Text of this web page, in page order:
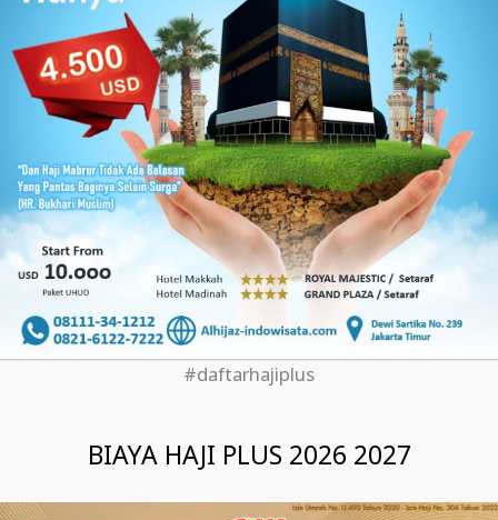
#daftarhajiplus
BIAYA HAJI PLUS 2026 2027